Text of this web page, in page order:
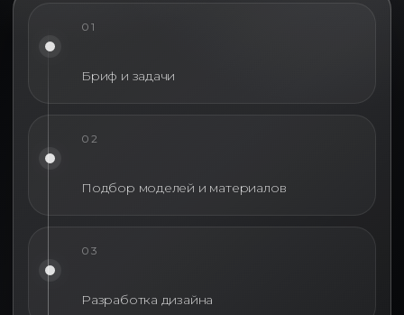
01
Бриф и задачи
02
Подбор моделей и материалов
03
Разработка дизайна
Сегодня одежда с логотипом
используется не только для
сотрудников. Все больше
компаний включают
брендированную одежду в
программы лояльности,
клиентские мероприятия,
партнерские проекты и
маркетинговые активности.
Качественная одежда становится